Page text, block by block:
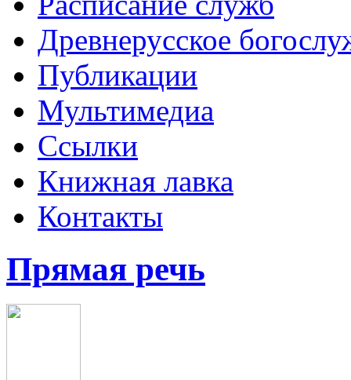
Древнерусское
Публикации
Мультимедиа
Ссылки
Книжная лавка
Контакты
Прямая речь